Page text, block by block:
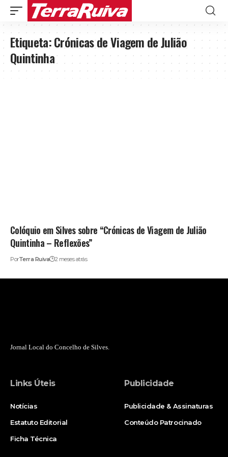
Etiqueta:Crónicas de Viagem de Julião
Quintinha
Colóquio em Silves sobre “Crónicas de Viagem de Julião
Quintinha – Reflexões”
PorTerra Ruiva 2 meses atrás
Jornal Local do Concelho de Silves.
Links Úteis
Notícias
Estatuto Editorial
Ficha Técnica
Publicidade
Publicidade & Assinaturas
Conteúdo Patrocinado